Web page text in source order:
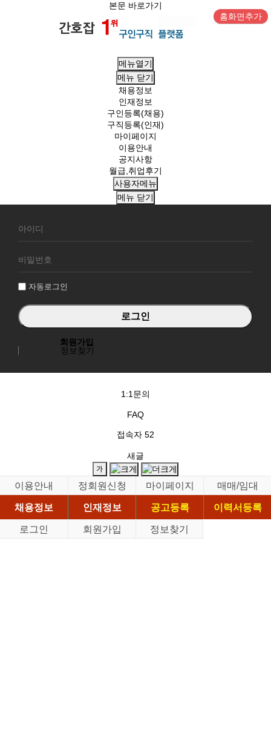
본문 바로가기
홈화면추가
메뉴열기
메뉴 닫기
채용정보
인재정보
구인등록(채용)
구직등록(인재)
마이페이지
이용안내
공지사항
월급,취업후기
사용자메뉴
메뉴 닫기
원
그
자동로그인
회원가입
정보찾기
1:1문의
FAQ
접속자 52
새글
이용안내 정회원신청 마이페이지
매매/임대
채용정보
인재정보 공고등록
이력서등록
로그인
회원가입 정보찾기